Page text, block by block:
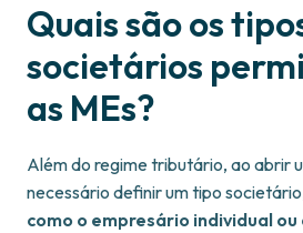
Quais são os
societários
as MEs?
Além do regime tributário, ao abrir
necessário definir um tipo
como o empresário individual ou